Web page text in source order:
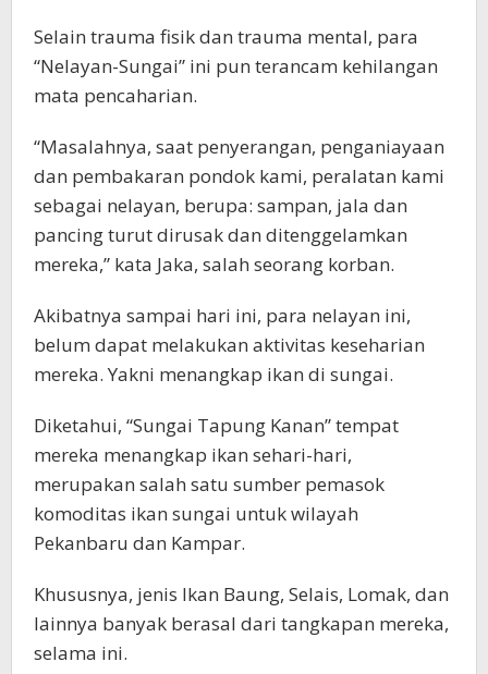
Selain trauma fisik dan trauma mental, para
“Nelayan-Sungai” ini pun terancam kehilangan
mata pencaharian.
“Masalahnya, saat penyerangan, penganiayaan
dan pembakaran pondok kami, peralatan kami
sebagai nelayan, berupa: sampan, jala dan
pancing turut dirusak dan ditenggelamkan
mereka,” kata Jaka, salah seorang korban.
Akibatnya sampai hari ini, para nelayan ini,
belum dapat melakukan aktivitas keseharian
mereka. Yakni menangkap ikan di sungai.
Diketahui, “Sungai Tapung Kanan” tempat
mereka menangkap ikan sehari-hari,
merupakan salah satu sumber pemasok
komoditas ikan sungai untuk wilayah
Pekanbaru dan Kampar.
Khususnya, jenis Ikan Baung, Selais, Lomak, dan
lainnya banyak berasal dari tangkapan mereka,
selama ini.